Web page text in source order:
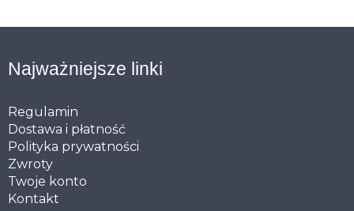
Najważniejsze linki
Regulamin
Dostawa i płatność
Polityka prywatności
Zwroty
Twoje konto
Kontakt